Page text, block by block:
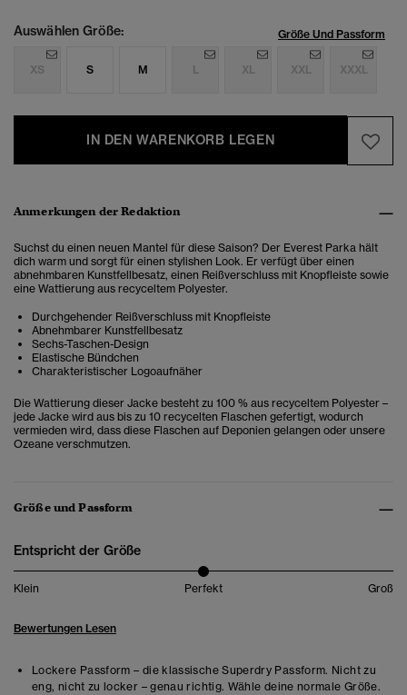
Auswählen Größe: Größe Und Passform
XS S M L XL XXL XXXL
IN DEN WARENKORB LEGEN
Anmerkungen der Redaktion
Suchst du einen neuen Mantel für diese Saison? Der Everest Parka hält
dich warm und sorgt für einen stylishen Look. Er verfügt über einen
abnehmbaren Kunstfellbesatz, einen Reißverschluss mit Knopfleiste sowie
eine Wattierung aus recyceltem Polyester.
Durchgehender Reißverschluss mit Knopfleiste
Abnehmbarer Kunstfellbesatz
Sechs-Taschen-Design
Elastische Bündchen
Charakteristischer Logoaufnäher
Die Wattierung dieser Jacke besteht zu 100 % aus recyceltem Polyester –
jede Jacke wird aus bis zu 10 recycelten Flaschen gefertigt, wodurch
vermieden wird, dass diese Flaschen auf Deponien gelangen oder unsere
Ozeane verschmutzen.
Größe und Passform
Entspricht der Größe
Klein Perfekt Groß
Bewertungen Lesen
Lockere Passform – die klassische Superdry Passform. Nicht zu
eng, nicht zu locker – genau richtig. Wähle deine normale Größe.